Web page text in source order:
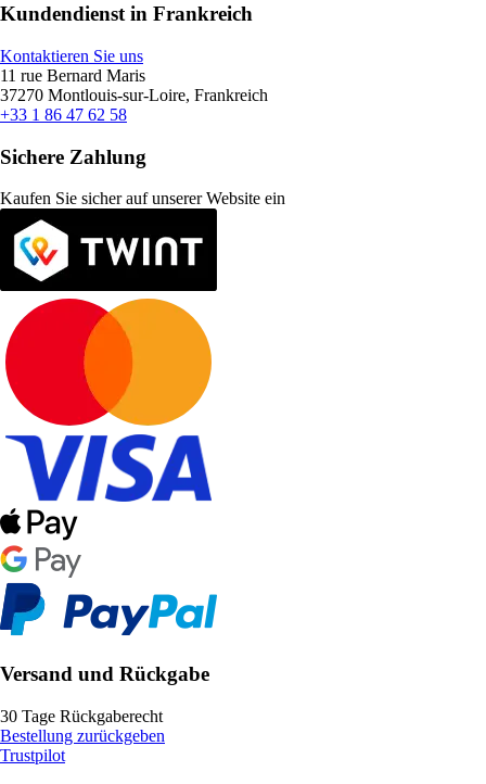
Kundendienst in Frankreich
Kontaktieren Sie uns
11 rue Bernard Maris
37270 Montlouis-sur-Loire, Frankreich
+33 1 86 47 62 58
Sichere Zahlung
Kaufen Sie sicher auf unserer Website ein
Versand und Rückgabe
30 Tage Rückgaberecht
Bestellung zurückgeben
Trustpilot